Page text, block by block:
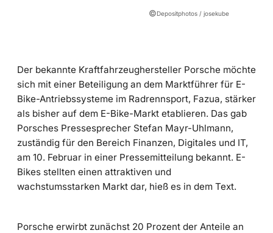
©Depositphotos / josekube
Der bekannte Kraftfahrzeughersteller Porsche möchte
sich mit einer Beteiligung an dem Marktführer für E-
Bike-Antriebssysteme im Radrennsport, Fazua, stärker
als bisher auf dem E-Bike-Markt etablieren. Das gab
Porsches Pressesprecher Stefan Mayr-Uhlmann,
zuständig für den Bereich Finanzen, Digitales und IT,
am 10. Februar in einer Pressemitteilung bekannt. E-
Bikes stellten einen attraktiven und
wachstumsstarken Markt dar, hieß es in dem Text.
Porsche erwirbt zunächst 20 Prozent der Anteile an